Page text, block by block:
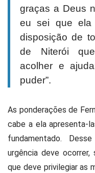
graças a Deus
eu sei que
disposição de
de Niterói
acolher e
puder”.
As ponderações de
cabe a ela apresenta-
fundamentado.
urgência deve
que deve privilegiar as